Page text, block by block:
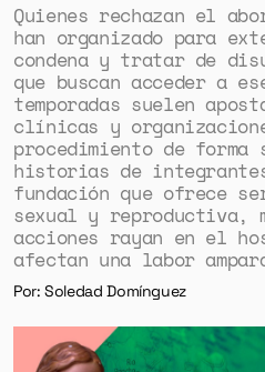
Quienes rechazan el
han organizado para
condena y tratar de
que buscan acceder a
temporadas suelen
clínicas y
procedimiento de
historias de
fundación que ofrece
sexual y reproductiva,
acciones rayan en el
afectan una labor
Por: Soledad Domínguez